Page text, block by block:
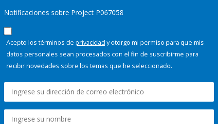
Notificaciones sobre Project P067058
Acepto los términos de privacidad y otorgo mi permiso para que mis
datos personales sean procesados con el fin de suscribirme para
recibir novedades sobre los temas que he seleccionado.